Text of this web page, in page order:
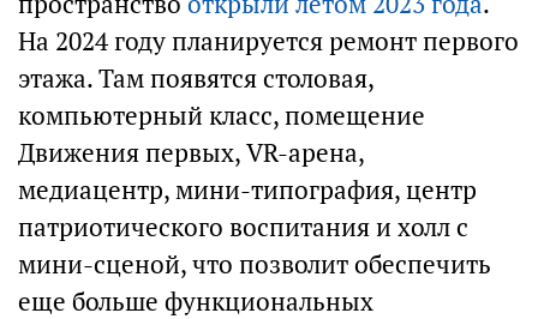
На 2024 году планируется ремонт первого
этажа. Там появятся столовая,
компьютерный класс, помещение
Движения первых, VR-арена,
медиацентр, мини-типография, центр
патриотического воспитания и холл с
мини-сценой, что позволит обеспечить
еще больше функциональных